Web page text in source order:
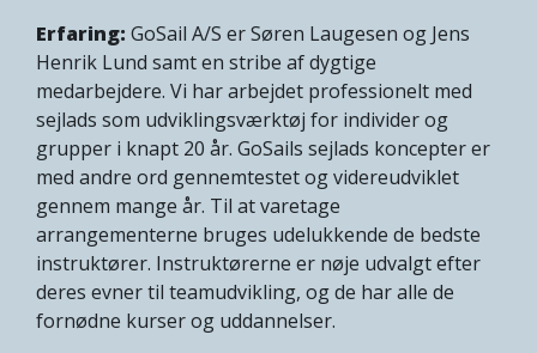
Erfaring: GoSail A/S er Søren Laugesen og Jens
Henrik Lund samt en stribe af dygtige
medarbejdere. Vi har arbejdet professionelt med
sejlads som udviklingsværktøj for individer og
grupper i knapt 20 år. GoSails sejlads koncepter er
med andre ord gennemtestet og videreudviklet
gennem mange år. Til at varetage
arrangementerne bruges udelukkende de bedste
instruktører. Instruktørerne er nøje udvalgt efter
deres evner til teamudvikling, og de har alle de
fornødne kurser og uddannelser.